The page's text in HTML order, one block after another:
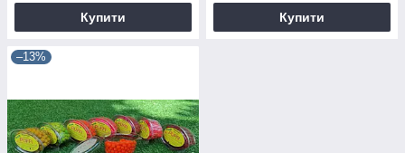
Купити Купити
–13%